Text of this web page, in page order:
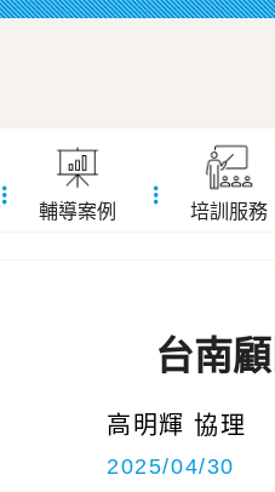
輔導案例 培訓服務
台南
高明輝 協理
2025/04/30